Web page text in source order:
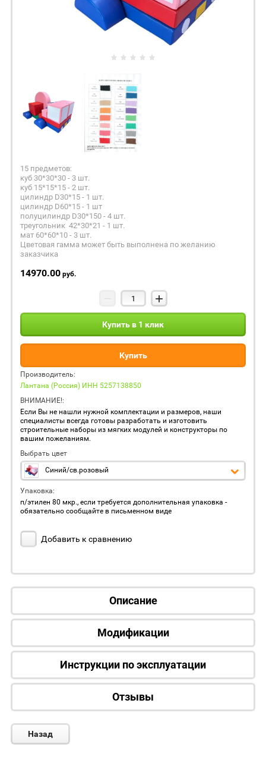
15 предметов:
куб 30*30*30 - 3 шт.
куб 15*15*15 - 2 шт.
цилиндр D30*15 - 1 шт.
цилиндр D60*15 - 1 шт
полуцилиндр D30*150 - 4 шт.
треугольник 42*30*21 - 1 шт.
мат 60*60*10 - 3 шт.
Цветовая гамма может быть выполнена по желанию
заказчика
14970.00 руб.
− +
Купить в 1 клик
Купить
Производитель:
Лантана (Россия) ИНН 5257138850
ВНИМАНИЕ!:
Если Вы не нашли нужной комплектации и размеров, наши
специалисты всегда готовы разработать и изготовить
строительные наборы из мягких модулей и конструкторы по
вашим пожеланиям.
Выбрать цвет
Синий/св.розовый
Упаковка:
п/этилен 80 мкр., если требуется дополнительная упаковка -
обязательно сообщайте в письменном виде
Добавить к сравнению
Описание
Модификации
Инструкции по эксплуатации
Отзывы
Назад